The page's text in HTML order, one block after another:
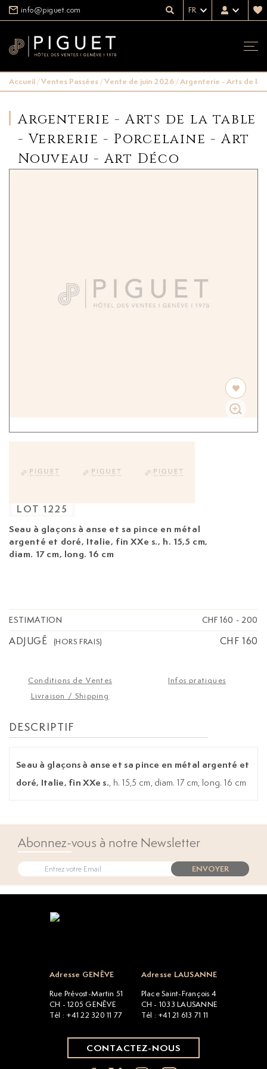
info@piguet.com FR
Accueil/Ventes Passées/Vente de juin 2026/Argenterie - Arts de la
Argenterie - Arts de la table
- Verrerie - Porcelaine - Art
Nouveau - Art Déco
Seau à glaçons à anse et sa pince en métal
argenté et doré, Italie, fin XXe s., h. 15,5 cm,
diam. 17 cm, long. 16 cm
LOT 1225
ESTIMATION CHF 160 - 200
ADJUGÉ (HORS FRAIS) CHF 160
Conditions de Ventes
Infos pratiques
Livraison / Shipping
DESCRIPTIF
Seau à glaçons à anse et sa pince en métal argenté et
doré, Italie, fin XXe s., h. 15,5 cm, diam. 17 cm, long. 16 cm
Abonnez-vous à notre Newsletter
ENVOYER
Adresse GENÈVE
Rue Prévost-Martin 51
CH - 1205 GENÈVE
Tél : +41 22 320 11 77
Adresse LAUSANNE
Place Saint-François 4
CH - 1033 LAUSANNE
Tél : +41 21 613 71 11
CONTACTEZ-NOUS